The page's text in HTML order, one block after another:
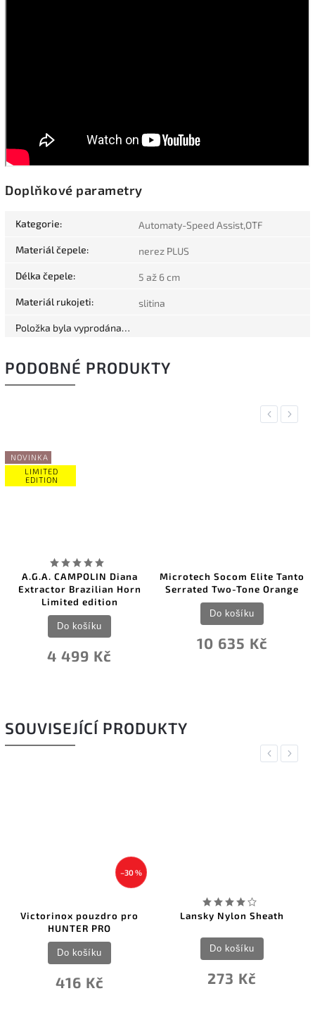
Doplňkové parametry
Kategorie: Automaty-Speed Assist,OTF
Materiál čepele: nerez PLUS
Délka čepele: 5 až 6 cm
Materiál rukojeti: slitina
Položka byla vyprodána…
PODOBNÉ PRODUKTY
Previous
NOVINKA
LIMITED
EDITION
A.G.A. CAMPOLIN Diana
Extractor Brazilian Horn
Limited edition
4 499 Kč
Do košíku
Microtech Socom Elite Tanto
Serrated Two-Tone Orange
10 635 Kč
Do košíku
Next
SOUVISEJÍCÍ PRODUKTY
Previous
–30 %
Victorinox pouzdro pro
HUNTER PRO
416 Kč
Do košíku
Lansky Nylon Sheath
273 Kč
Do košíku
Next